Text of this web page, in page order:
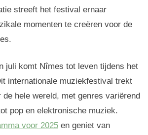
streeft het festival ernaar
momenten te creëren voor de
juli komt Nîmes tot leven tijdens het
internationale muziekfestival trekt
hele wereld, met genres variërend
pop en elektronische muziek.
voor 2025 en geniet van